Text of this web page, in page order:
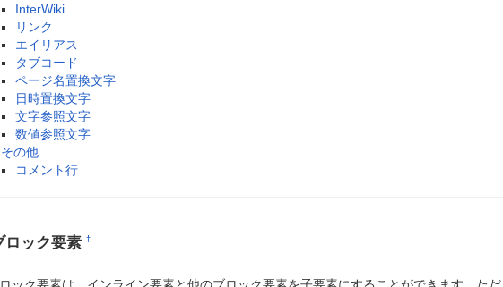
InterWiki
リンク
エイリアス
タブコード
ページ名置換文字
日時置換文字
文字参照文字
数値参照文字
その他
コメント行
ロック要素†
ック要素は、インライン要素と他のブロック要素を子要素にすることができます。た